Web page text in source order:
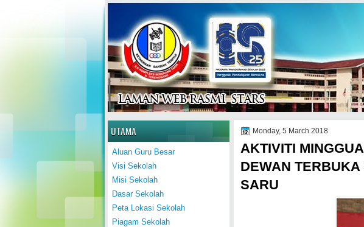
Home
Monday, 5 March 2018
AKTIVITI
DEWAN
SARU
UTAMA
Aluan Guru Besar
Visi Sekolah
Misi Sekolah
Dasar Sekolah
Peta Lokasi Sekolah
Piagam Sekolah